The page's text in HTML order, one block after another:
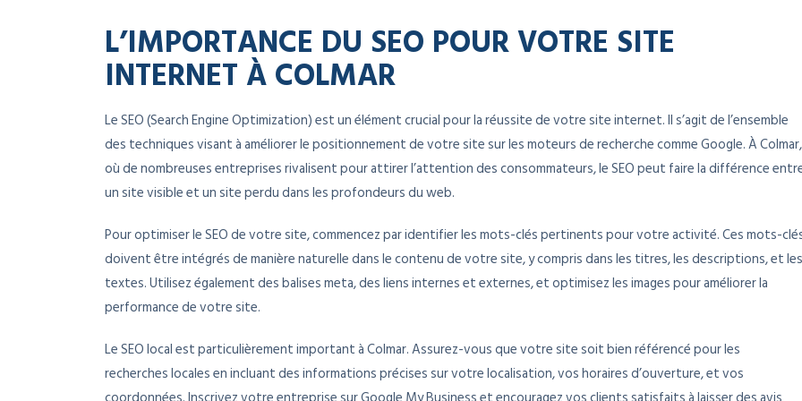
L’IMPORTANCE DU SEO POUR VOTRE SITE
INTERNET À COLMAR
Le SEO (Search Engine Optimization) est un élément crucial pour la réussite de votre site internet. Il s’agit de l’ensemble
des techniques visant à améliorer le positionnement de votre site sur les moteurs de recherche comme Google. À Colmar,
où de nombreuses entreprises rivalisent pour attirer l’attention des consommateurs, le SEO peut faire la différence
un site visible et un site perdu dans les profondeurs du web.
Pour optimiser le SEO de votre site, commencez par identifier les mots-clés pertinents pour votre activité. Ces mots-
doivent être intégrés de manière naturelle dans le contenu de votre site, y compris dans les titres, les descriptions, et les
textes. Utilisez également des balises meta, des liens internes et externes, et optimisez les images pour améliorer la
performance de votre site.
Le SEO local est particulièrement important à Colmar. Assurez-vous que votre site soit bien référencé pour les
recherches locales en incluant des informations précises sur votre localisation, vos horaires d’ouverture, et vos